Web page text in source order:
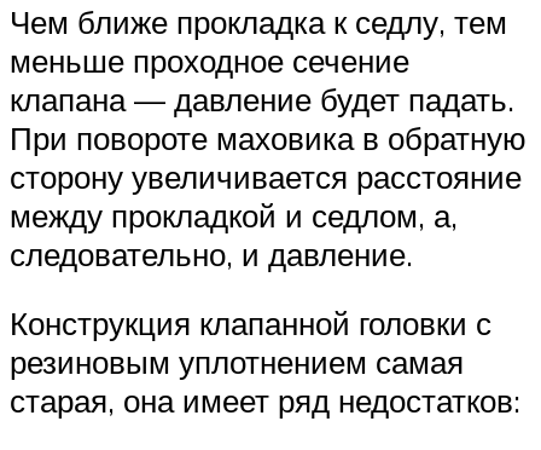
Чем ближе прокладка к седлу, тем
меньше проходное сечение
клапана — давление будет падать.
При повороте маховика в обратную
сторону увеличивается расстояние
между прокладкой и седлом, а,
следовательно, и давление.
Конструкция клапанной головки с
резиновым уплотнением самая
старая, она имеет ряд недостатков: